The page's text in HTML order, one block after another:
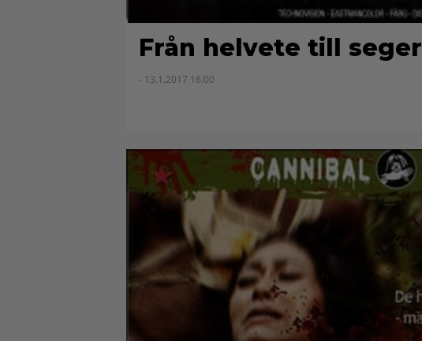
Från helvete till seger
- 13.1.2017 16:00